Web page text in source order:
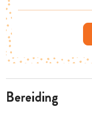
bereiding